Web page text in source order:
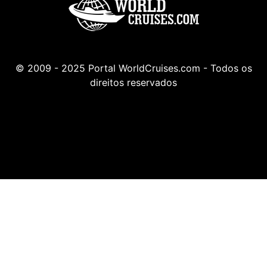
© 2009 - 2025 Portal WorldCruises.com - Todos os
direitos reservados